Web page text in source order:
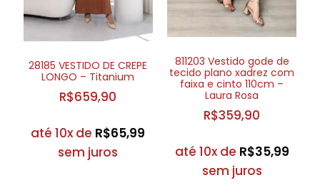
28185 VESTIDO DE CREPE
LONGO – Titanium
R$659,90
até 10x de R$65,99
sem juros
811203 Vestido gode de
tecido plano xadrez com
faixa e cinto 110cm –
Laura Rosa
R$359,90
até 10x de R$35,99
sem juros